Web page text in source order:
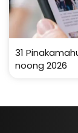
31
noong 2026